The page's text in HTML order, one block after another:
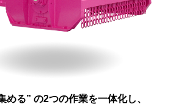
める” の2つの作業を一体化し、